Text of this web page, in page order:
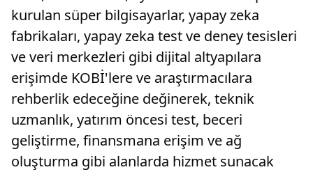
kurulan süper bilgisayarlar, yapay zeka
fabrikaları, yapay zeka test ve deney tesisleri
ve veri merkezleri gibi dijital altyapılara
erişimde KOBİ'lere ve araştırmacılara
rehberlik edeceğine değinerek, teknik
uzmanlık, yatırım öncesi test, beceri
geliştirme, finansmana erişim ve ağ
oluşturma gibi alanlarda hizmet sunacak